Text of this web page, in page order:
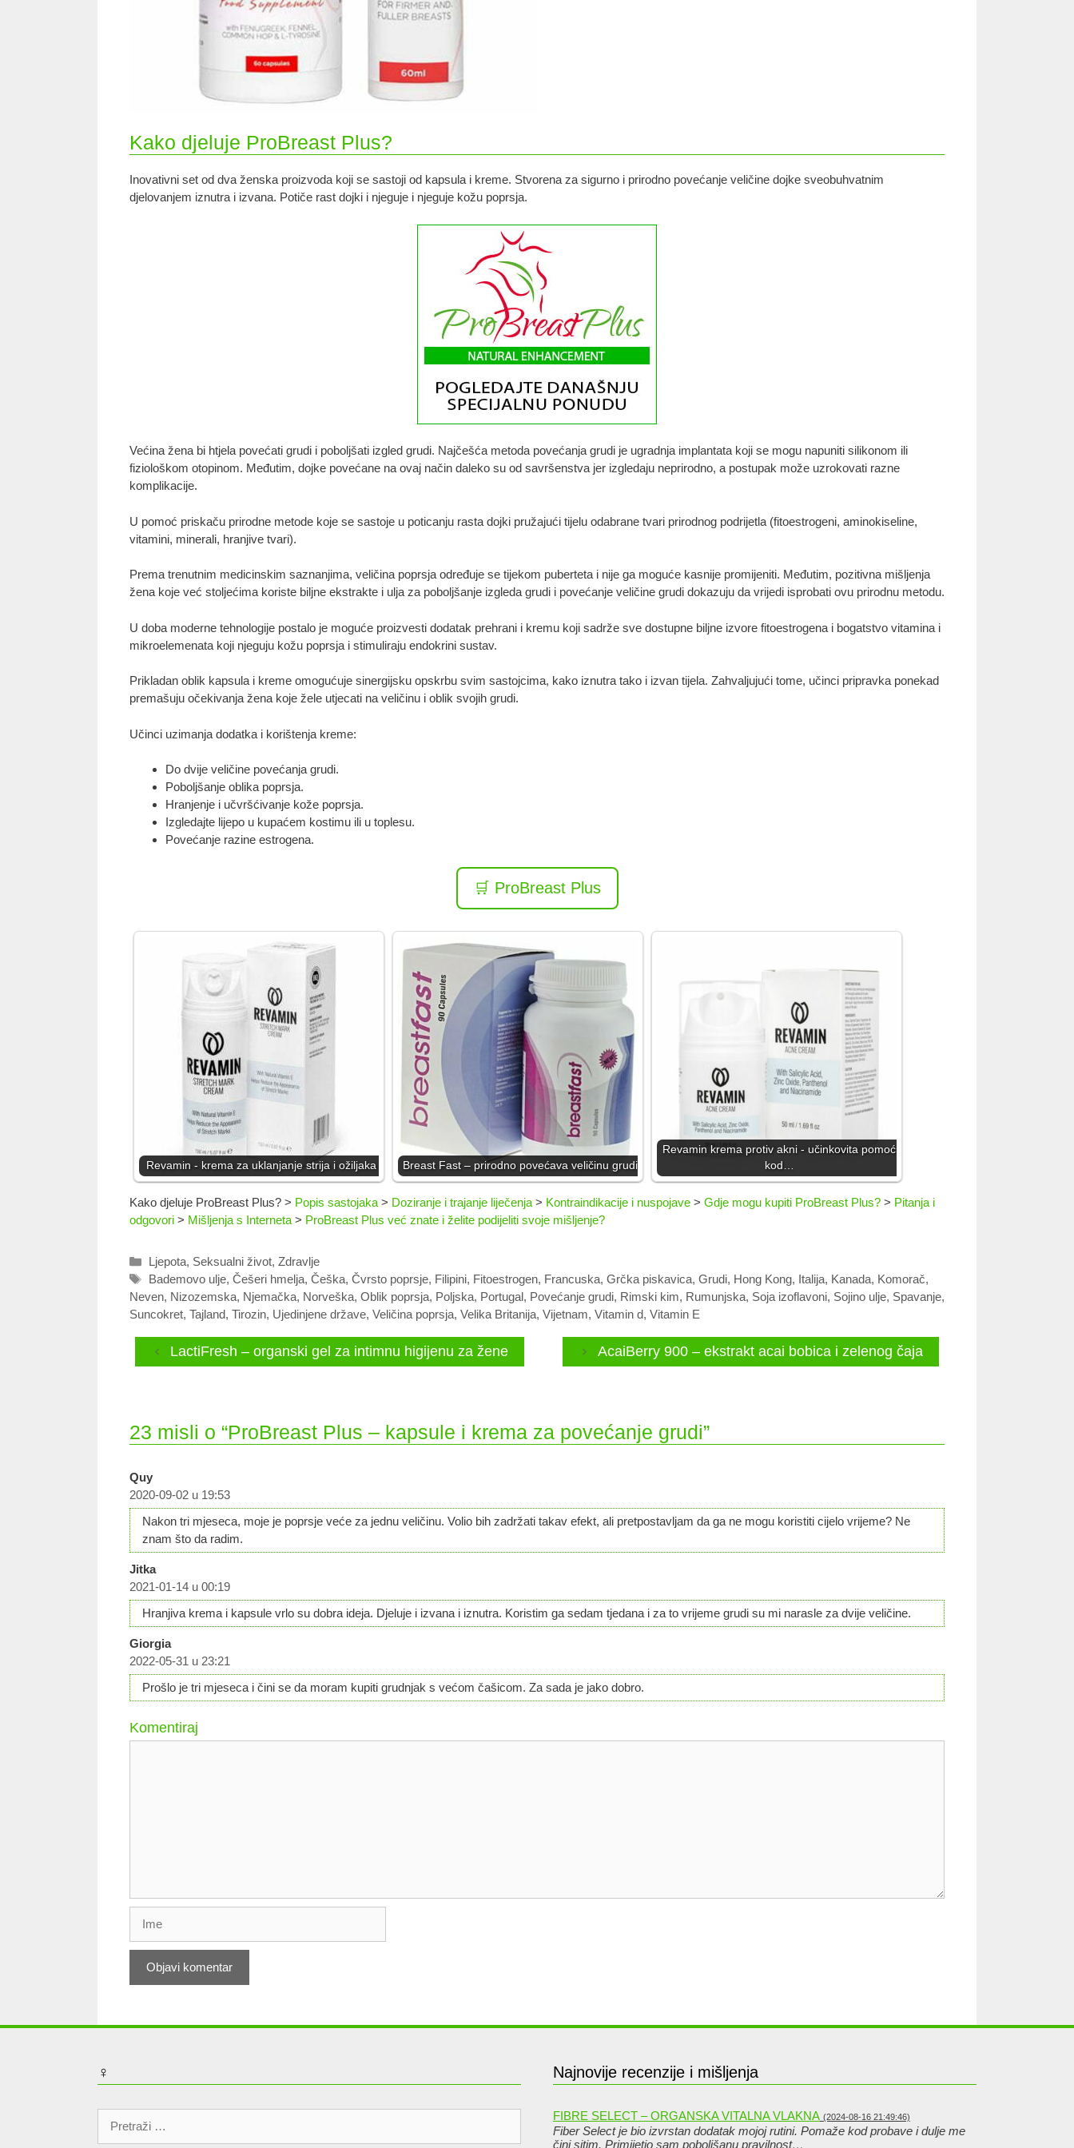
Kako djeluje ProBreast Plus?
Inovativni set od dva ženska proizvoda koji se sastoji od kapsula i kreme. Stvorena za sigurno i prirodno povećanje veličine dojke sveobuhvatnim
djelovanjem iznutra i izvana. Potiče rast dojki i njeguje i njeguje kožu poprsja.
Većina žena bi htjela povećati grudi i poboljšati izgled grudi. Najčešća metoda povećanja grudi je ugradnja implantata koji se mogu napuniti silikonom ili
fiziološkom otopinom. Međutim, dojke povećane na ovaj način daleko su od savršenstva jer izgledaju neprirodno, a postupak može uzrokovati razne
komplikacije.
U pomoć priskaču prirodne metode koje se sastoje u poticanju rasta dojki pružajući tijelu odabrane tvari prirodnog podrijetla (fitoestrogeni, aminokiseline,
vitamini, minerali, hranjive tvari).
Prema trenutnim medicinskim saznanjima, veličina poprsja određuje se tijekom puberteta i nije ga moguće kasnije promijeniti. Međutim, pozitivna mišljenja
žena koje već stoljećima koriste biljne ekstrakte i ulja za poboljšanje izgleda grudi i povećanje veličine grudi dokazuju da vrijedi isprobati ovu prirodnu metodu.
U doba moderne tehnologije postalo je moguće proizvesti dodatak prehrani i kremu koji sadrže sve dostupne biljne izvore fitoestrogena i bogatstvo vitamina i
mikroelemenata koji njeguju kožu poprsja i stimuliraju endokrini sustav.
Prikladan oblik kapsula i kreme omogućuje sinergijsku opskrbu svim sastojcima, kako iznutra tako i izvan tijela. Zahvaljujući tome, učinci pripravka ponekad
premašuju očekivanja žena koje žele utjecati na veličinu i oblik svojih grudi.
Učinci uzimanja dodatka i korištenja kreme:
Do dvije veličine povećanja grudi.
Poboljšanje oblika poprsja.
Hranjenje i učvršćivanje kože poprsja.
Izgledajte lijepo u kupaćem kostimu ili u toplesu.
Povećanje razine estrogena.
🛒 ProBreast Plus
Revamin - krema za uklanjanje strija i ožiljaka Breast Fast – prirodno povećava veličinu grudi
Revamin krema protiv akni - učinkovita pomoć
kod…
Kako djeluje ProBreast Plus? > Popis sastojaka > Doziranje i trajanje liječenja > Kontraindikacije i nuspojave > Gdje mogu kupiti ProBreast Plus? > Pitanja i
odgovori > Mišljenja s Interneta > ProBreast Plus već znate i želite podijeliti svoje mišljenje?
Kategorije
Ljepota, Seksualni život, Zdravlje
Oznake
Bademovo ulje, Češeri hmelja, Češka, Čvrsto poprsje, Filipini, Fitoestrogen, Francuska, Grčka piskavica, Grudi, Hong Kong, Italija, Kanada, Komorač,
Neven, Nizozemska, Njemačka, Norveška, Oblik poprsja, Poljska, Portugal, Povećanje grudi, Rimski kim, Rumunjska, Soja izoflavoni, Sojino ulje, Spavanje,
Suncokret, Tajland, Tirozin, Ujedinjene države, Veličina poprsja, Velika Britanija, Vijetnam, Vitamin d, Vitamin E
LactiFresh – organski gel za intimnu higijenu za žene AcaiBerry 900 – ekstrakt acai bobica i zelenog čaja
23 misli o “ProBreast Plus – kapsule i krema za povećanje grudi”
Quy
2020-09-02 u 19:53
Nakon tri mjeseca, moje je poprsje veće za jednu veličinu. Volio bih zadržati takav efekt, ali pretpostavljam da ga ne mogu koristiti cijelo vrijeme? Ne
znam što da radim.
Jitka
2021-01-14 u 00:19
Hranjiva krema i kapsule vrlo su dobra ideja. Djeluje i izvana i iznutra. Koristim ga sedam tjedana i za to vrijeme grudi su mi narasle za dvije veličine.
Giorgia
2022-05-31 u 23:21
Prošlo je tri mjeseca i čini se da moram kupiti grudnjak s većom čašicom. Za sada je jako dobro.
Komentiraj
♀ Najnovije recenzije i mišljenja
FIBRE SELECT – ORGANSKA VITALNA VLAKNA (2024-08-16 21:49:46)
Fiber Select je bio izvrstan dodatak mojoj rutini. Pomaže kod probave i dulje me
čini sitim. Primijetio sam poboljšanu pravilnost…